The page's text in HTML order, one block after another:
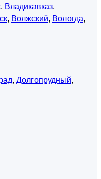
, Владикавказ,
, Волжский, Вологда,
, Долгопрудный,